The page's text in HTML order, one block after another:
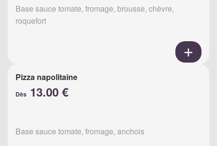
Base sauce tomate, fromage, brousse, chèvre,
roquefort
Pizza napolitaine
Dès 13.00 €
Base sauce tomate, fromage, anchois